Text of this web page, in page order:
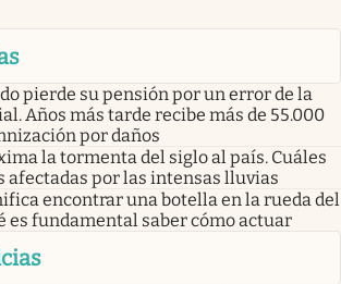
pierde su pensión por un error de la
Años más tarde recibe más de 55.000
por daños
la tormenta del siglo al país. Cuáles
afectadas por las intensas lluvias
encontrar una botella en la rueda del
es fundamental saber cómo actuar